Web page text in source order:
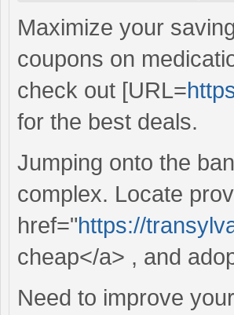
Maximize your
coupons on
check out [URL=
for the best deals.
Jumping onto the
complex. Locate
href="https://
cheap</a> , and
Need to improve